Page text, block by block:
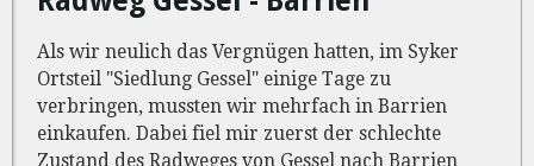
Als wir neulich das Vergnügen hatten, im Syker
Ortsteil "Siedlung Gessel" einige Tage zu
verbringen, mussten wir mehrfach in Barrien
einkaufen. Dabei fiel mir zuerst der schlechte
Zustand des Radweges von Gessel nach Barrien